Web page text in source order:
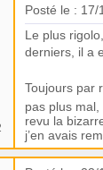
Posté le : 17/
Le plus
derniers, il a
Toujours par
pas plus
revu la
j’en avais